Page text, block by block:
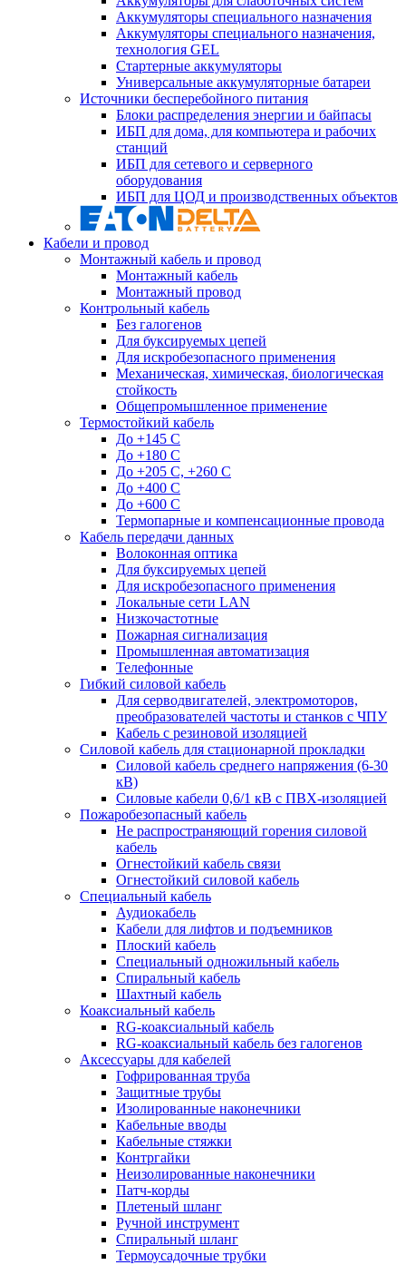
Аккумуляторы специального назначения
Аккумуляторы специального назначения,
технология GEL
Стартерные аккумуляторы
Универсальные аккумуляторные батареи
Источники бесперебойного питания
Блоки распределения энергии и байпасы
ИБП для дома, для компьютера и рабочих
станций
ИБП для сетевого и серверного
оборудования
ИБП для ЦОД и производственных объектов
Кабели и провод
Монтажный кабель и провод
Монтажный кабель
Монтажный провод
Контрольный кабель
Без галогенов
Для буксируемых цепей
Для искробезопасного применения
Механическая, химическая, биологическая
стойкость
Общепромышленное применение
Термостойкий кабель
До +145 С
До +180 C
До +205 С, +260 С
До +400 C
До +600 С
Термопарные и компенсационные провода
Кабель передачи данных
Волоконная оптика
Для буксируемых цепей
Для искробезопасного применения
Локальные сети LAN
Низкочастотные
Пожарная сигнализация
Промышленная автоматизация
Телефонные
Гибкий силовой кабель
Для серводвигателей, электромоторов,
преобразователей частоты и станков с ЧПУ
Кабель с резиновой изоляцией
Силовой кабель для стационарной прокладки
Силовой кабель среднего напряжения (6-30
кВ)
Силовые кабели 0,6/1 кВ с ПВХ-изоляцией
Пожаробезопасный кабель
Не распространяющий горения силовой
кабель
Огнестойкий кабель связи
Огнестойкий силовой кабель
Специальный кабель
Аудиокабель
Кабели для лифтов и подъемников
Плоский кабель
Специальный одножильный кабель
Спиральный кабель
Шахтный кабель
Коаксиальный кабель
RG-коаксиальный кабель
RG-коаксиальный кабель без галогенов
Аксессуары для кабелей
Гофрированная труба
Защитные трубы
Изолированные наконечники
Кабельные вводы
Кабельные стяжки
Контргайки
Неизолированные наконечники
Патч-корды
Плетеный шланг
Ручной инструмент
Спиральный шланг
Термоусадочные трубки